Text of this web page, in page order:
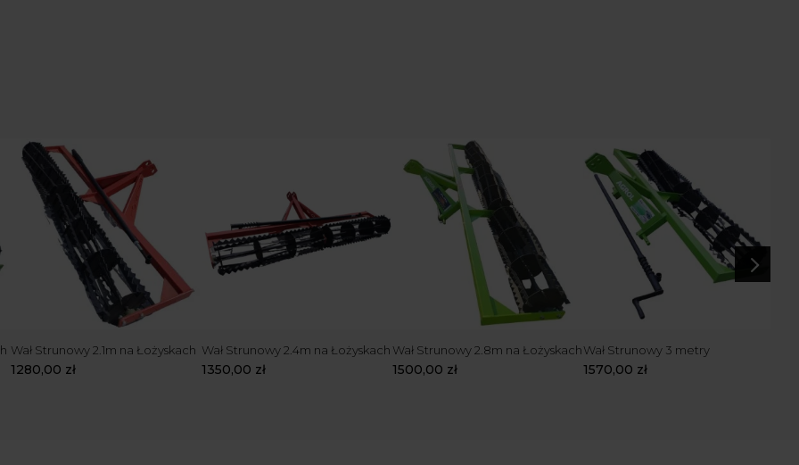
Wał Strunowy 2.1m na Łożyskach
1280,00 zł
Wał Strunowy 2.4m na Łożyskach
1350,00 zł
Wał Strunowy 2.8m na Łożyskach
1500,00 zł
Wał Strunowy 3 metry
1570,00 zł
5